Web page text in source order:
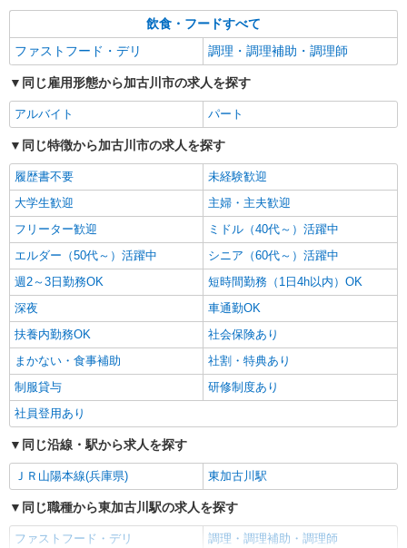
飲食・フードすべて
ファストフード・デリ
調理・調理補助・調理師
同じ雇用形態から加古川市の求人を探す
アルバイト パート
同じ特徴から加古川市の求人を探す
履歴書不要
未経験歓迎
大学生歓迎
主婦・主夫歓迎
フリーター歓迎
ミドル（40代～）活躍中
エルダー（50代～）活躍中
シニア（60代～）活躍中
週2～3日勤務OK
短時間勤務（1日4h以内）OK
深夜
車通勤OK
扶養内勤務OK
社会保険あり
まかない・食事補助
社割・特典あり
制服貸与
研修制度あり
社員登用あり
同じ沿線・駅から求人を探す
ＪＲ山陽本線(兵庫県) 東加古川駅
同じ職種から東加古川駅の求人を探す
ファストフード・デリ 調理・調理補助・調理師